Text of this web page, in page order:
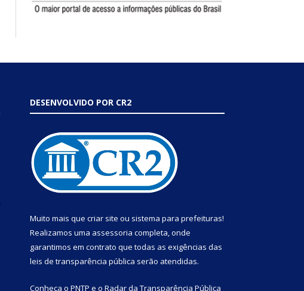
DESENVOLVIDO POR CR2
Muito mais que criar site ou sistema para prefeituras!
Realizamos uma assessoria completa, onde
garantimos em contrato que todas as exigências das
leis de transparência pública serão atendidas.
Conheça o PNTP e o Radar da Transparência Pública